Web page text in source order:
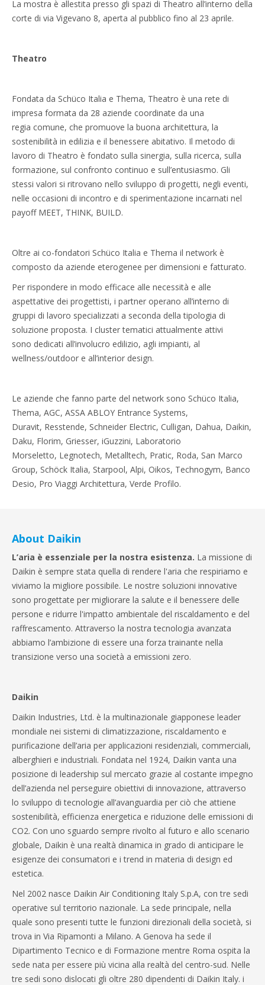
La mostra è allestita presso gli spazi di Theatro all’interno della
corte di via Vigevano 8, aperta al pubblico fino al 23 aprile.
Theatro
Fondata da Schüco Italia e Thema, Theatro è una rete di
impresa formata da 28 aziende coordinate da una
regia comune, che promuove la buona architettura, la
sostenibilità in edilizia e il benessere abitativo. Il metodo di
lavoro di Theatro è fondato sulla sinergia, sulla ricerca, sulla
formazione, sul confronto continuo e sull’entusiasmo. Gli
stessi valori si ritrovano nello sviluppo di progetti, negli eventi,
nelle occasioni di incontro e di sperimentazione incarnati nel
payoff MEET, THINK, BUILD.
Oltre ai co-fondatori Schüco Italia e Thema il network è
composto da aziende eterogenee per dimensioni e fatturato.
Per rispondere in modo efficace alle necessità e alle
aspettative dei progettisti, i partner operano all’interno di
gruppi di lavoro specializzati a seconda della tipologia di
soluzione proposta. I cluster tematici attualmente attivi
sono dedicati all’involucro edilizio, agli impianti, al
wellness/outdoor e all’interior design.
Le aziende che fanno parte del network sono Schüco Italia,
Thema, AGC, ASSA ABLOY Entrance Systems,
Duravit, Resstende, Schneider Electric, Culligan, Dahua, Daikin,
Daku, Florim, Griesser, iGuzzini, Laboratorio
Morseletto, Legnotech, Metalltech, Pratic, Roda, San Marco
Group, Schöck Italia, Starpool, Alpi, Oikos, Technogym, Banco
Desio, Pro Viaggi Architettura, Verde Profilo.
About Daikin
L’aria è essenziale per la nostra esistenza. La missione di
Daikin è sempre stata quella di rendere l'aria che respiriamo e
viviamo la migliore possibile. Le nostre soluzioni innovative
sono progettate per migliorare la salute e il benessere delle
persone e ridurre l'impatto ambientale del riscaldamento e del
raffrescamento. Attraverso la nostra tecnologia avanzata
abbiamo l’ambizione di essere una forza trainante nella
transizione verso una società a emissioni zero.
Daikin
Daikin Industries, Ltd. è la multinazionale giapponese leader
mondiale nei sistemi di climatizzazione, riscaldamento e
purificazione dell’aria per applicazioni residenziali, commerciali,
alberghieri e industriali. Fondata nel 1924, Daikin vanta una
posizione di leadership sul mercato grazie al costante impegno
dell’azienda nel perseguire obiettivi di innovazione, attraverso
lo sviluppo di tecnologie all’avanguardia per ciò che attiene
sostenibilità, efficienza energetica e riduzione delle emissioni di
CO2. Con uno sguardo sempre rivolto al futuro e allo scenario
globale, Daikin è una realtà dinamica in grado di anticipare le
esigenze dei consumatori e i trend in materia di design ed
estetica.
Nel 2002 nasce Daikin Air Conditioning Italy S.p.A, con tre sedi
operative sul territorio nazionale. La sede principale, nella
quale sono presenti tutte le funzioni direzionali della società, si
trova in Via Ripamonti a Milano. A Genova ha sede il
Dipartimento Tecnico e di Formazione mentre Roma ospita la
sede nata per essere più vicina alla realtà del centro-sud. Nelle
tre sedi sono dislocati gli oltre 280 dipendenti di Daikin Italy. i